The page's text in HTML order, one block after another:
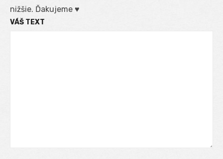
nižšie. Ďakujeme ♥
VÁŠ TEXT